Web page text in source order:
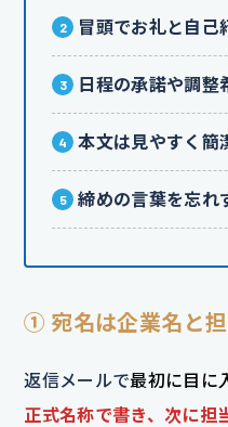
冒頭でお礼と自己
日程の承諾や調整
本文は見やすく簡
締めの言葉を忘れ
① 宛名は企業名と
返信メールで最初に目に
正式名称で書き、次に担